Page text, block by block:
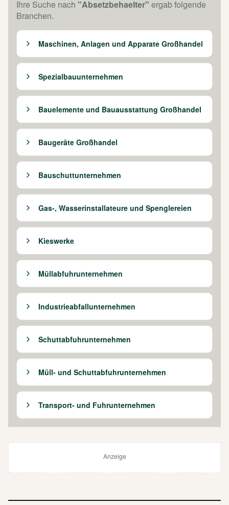
Ihre Suche nach "Absetzbehaelter" ergab folgende
Branchen.
Maschinen, Anlagen und Apparate Großhandel
Spezialbauunternehmen
Bauelemente und Bauausstattung Großhandel
Baugeräte Großhandel
Bauschuttunternehmen
Gas-, Wasserinstallateure und Spenglereien
Kieswerke
Müllabfuhrunternehmen
Industrieabfallunternehmen
Schuttabfuhrunternehmen
Müll- und Schuttabfuhrunternehmen
Transport- und Fuhrunternehmen
Anzeige